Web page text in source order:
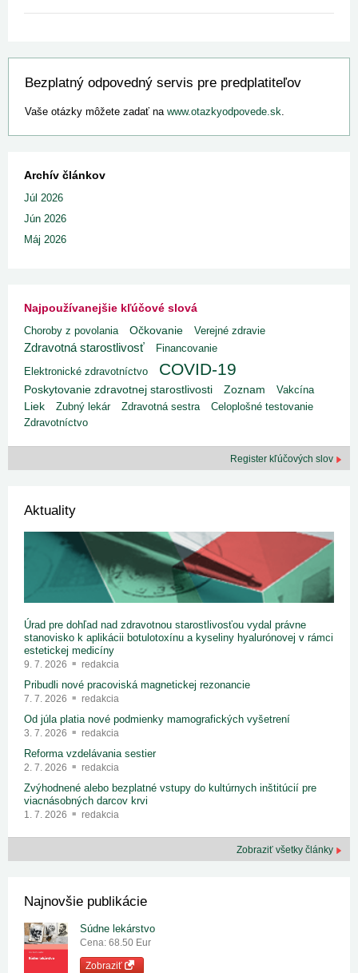
Bezplatný odpovedný servis pre predplatiteľov
Vaše otázky môžete zadať na www.otazkyodpovede.sk.
Archív článkov
Júl 2026
Jún 2026
Máj 2026
Najpoužívanejšie kľúčové slová
Choroby z povolania Očkovanie Verejné zdravie
Zdravotná starostlivosť
Financovanie
Elektronické zdravotníctvo
COVID-19
Poskytovanie zdravotnej starostlivosti Zoznam Vakcína
Liek Zubný lekár Zdravotná sestra
Celoplošné testovanie
Zdravotníctvo
Register kľúčových slov
Aktuality
Úrad pre dohľad nad zdravotnou starostlivosťou vydal právne
stanovisko k aplikácii botulotoxínu a kyseliny hyalurónovej v rámci
estetickej medicíny
9. 7. 2026 redakcia
Pribudli nové pracoviská magnetickej rezonancie
7. 7. 2026 redakcia
Od júla platia nové podmienky mamografických vyšetrení
3. 7. 2026 redakcia
Reforma vzdelávania sestier
2. 7. 2026 redakcia
Zvýhodnené alebo bezplatné vstupy do kultúrnych inštitúcií pre
viacnásobných darcov krvi
1. 7. 2026 redakcia
Zobraziť všetky články
Najnovšie publikácie
Súdne lekárstvo
Cena: 68.50 Eur
Zobraziť